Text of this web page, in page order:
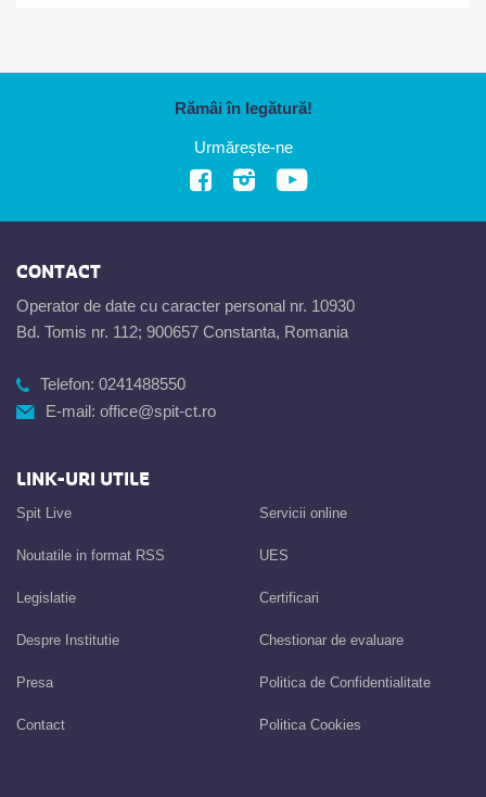
Rămâi în legătură!
Urmărește-ne
CONTACT
Operator de date cu caracter personal nr. 10930
Bd. Tomis nr. 112; 900657 Constanta, Romania
Telefon: 0241488550
E-mail: office@spit-ct.ro
LINK-URI UTILE
Spit Live
Noutatile in format RSS
Legislatie
Despre Institutie
Presa
Contact
Servicii online
UES
Certificari
Chestionar de evaluare
Politica de Confidentialitate
Politica Cookies